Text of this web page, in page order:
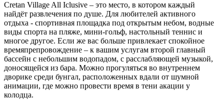
Cretan Village All Iclusive – это место, в котором каждый
найдёт развлечения по душе. Для любителей активного
отдыха - спортивная площадка под открытым небом, водные
виды спорта на пляже, мини-гольф, настольный теннис и
многое другое. Если же вас больше привлекает спокойное
времяпрепровождение – к вашим услугам второй главный
бассейн с небольшим водопадом, с расслабляющей музыкой,
доносящейся из бара. Можно прогуляться во внутреннем
дворике среди бунгал, расположенных вдали от шумной
анимации, где можно провести время в тени акации у
колодца.